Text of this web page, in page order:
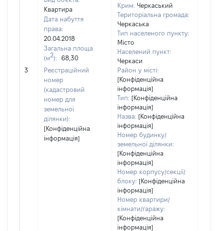
3
Квартира
Дата набуття
права:
20.04.2018
Загальна площа
(м2):
68,30
Реєстраційний
номер
(кадастровий
номер для
земельної
ділянки):
[Конфіденційна
інформація]
Крим: Черкаський
Територіальна громада:
Черкаська
Тип населеного пункту:
Місто
Населений пункт:
Черкаси
Район у місті:
[Конфіденційна
інформація]
Тип: [Конфіденційна
інформація]
Назва: [Конфіденційна
інформація]
Номер будинку/
земельної ділянки:
[Конфіденційна
інформація]
Номер корпусу/секції/
блоку: [Конфіденційна
інформація]
Номер квартири/
кімнати/гаражу:
[Конфіденційна
інформація]